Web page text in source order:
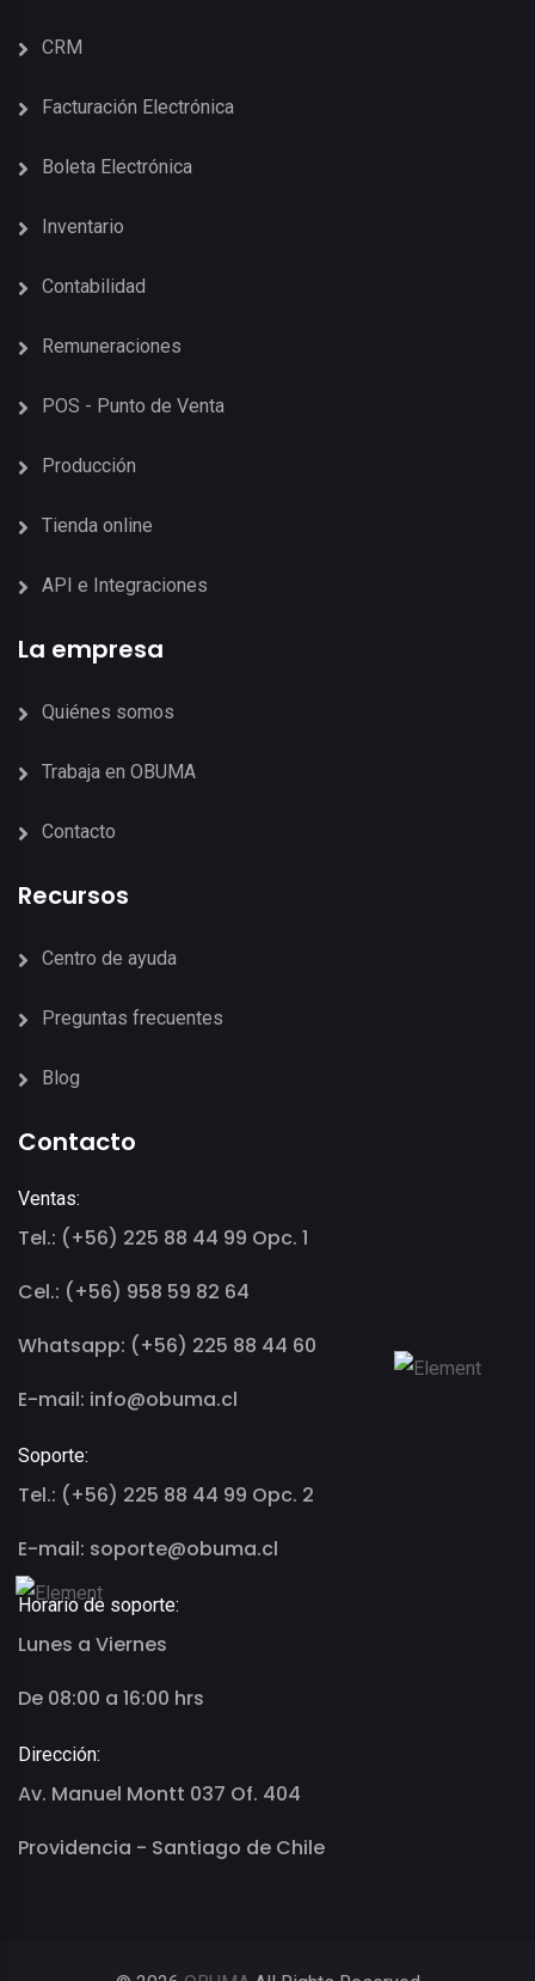
CRM
Facturación Electrónica
Boleta Electrónica
Inventario
Contabilidad
Remuneraciones
POS - Punto de Venta
Producción
Tienda online
API e Integraciones
La empresa
Quiénes somos
Trabaja en OBUMA
Contacto
Recursos
Centro de ayuda
Preguntas frecuentes
Blog
Contacto
Ventas:
Tel.: (+56) 225 88 44 99 Opc. 1
Cel.: (+56) 958 59 82 64
Whatsapp: (+56) 225 88 44 60
E-mail: info@obuma.cl
Soporte:
Tel.: (+56) 225 88 44 99 Opc. 2
E-mail: soporte@obuma.cl
Horario de soporte:
Lunes a Viernes
De 08:00 a 16:00 hrs
Dirección:
Av. Manuel Montt 037 Of. 404
Providencia - Santiago de Chile